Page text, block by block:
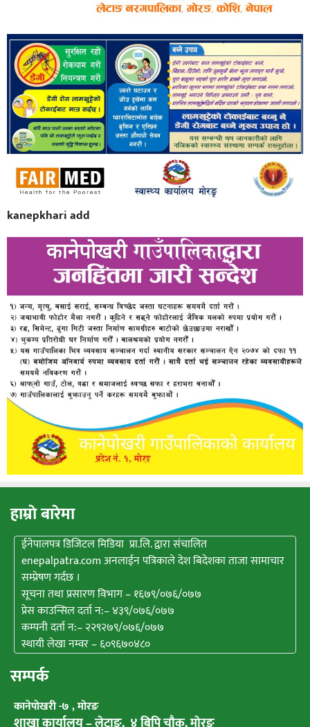
kanepkhari add
हाम्राे बारेमा
ईनेपालपत्र डिजिटल मिडिया प्रा.लि. द्वारा संचालित
enepalpatra.com अनलाईन पत्रिकाले देश बिदेशका ताजा सामाचार
सम्प्रेषण गर्दछ ।
सूचना तथा प्रसारण विभाग – १६७९/०७६/०७७
प्रेस काउन्सिल दर्ता न:– ४३९/०७६/०७७
कम्पनी दर्ता न:– २२९२७९/०७६/०७७
स्थायी लेखा नम्वर – ६०९६७०४८०
सम्पर्क
कानेपाेखरी -७ , मोरङ